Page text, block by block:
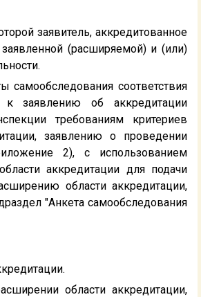
заявитель, аккредитованное
(расширяемой) и (или)
самообследования соответствия
к заявлению об аккредитации
требованиям критериев
заявлению о проведении
2), с использованием
аккредитации для подачи
области аккредитации,
"Анкета самообследования
области аккредитации,